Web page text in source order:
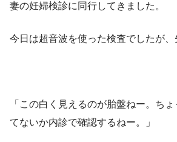
妻の妊婦検診に同行してきました。
今日は超音波を使った検査でしたが、
「この白く見えるのが胎盤ねー。ちょ
てないか内診で確認するねー。」